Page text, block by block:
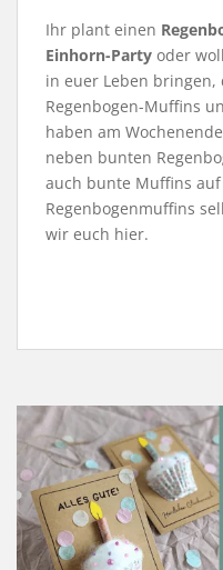
Ihr plant einen
Einhorn-Party oder
in euer Leben
Regenbogen-Muffins
haben am
neben bunten
auch bunte Muffins
Regenbogenmuffins
wir euch hier.